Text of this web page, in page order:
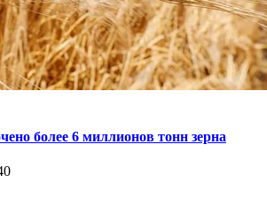
более 6 миллионов тонн зерна